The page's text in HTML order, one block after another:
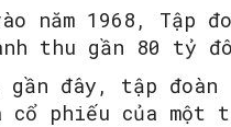
năm 1968, Tập
thu gần 80 tỷ
gần đây, tập
cổ phiếu của một